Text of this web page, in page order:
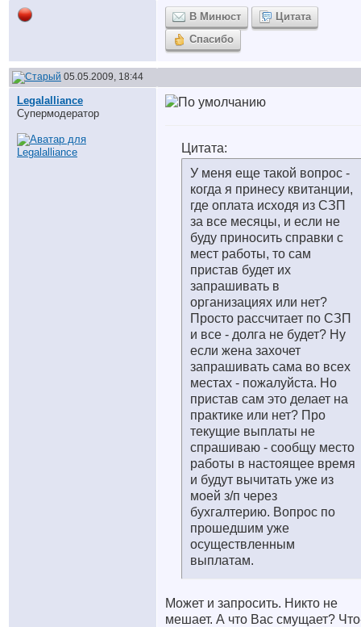
В Минюст
Цитата
Спасибо
05.05.2009, 18:44
Legalalliance
Супермодератор
Цитата:
У меня еще такой вопрос -
когда я принесу квитанции,
где оплата исходя из СЗП
за все месяцы, и если не
буду приносить справки с
мест работы, то сам
пристав будет их
запрашивать в
организациях или нет?
Просто рассчитает по СЗП
и все - долга не будет? Ну
если жена захочет
запрашивать сама во всех
местах - пожалуйста. Но
пристав сам это делает на
практике или нет? Про
текущие выплаты не
спрашиваю - сообщу место
работы в настоящее время
и будут вычитать уже из
моей з/п через
бухгалтерию. Вопрос по
прошедшим уже
осуществленным
выплатам.
Может и запросить. Никто не
мешает. А что Вас смущает?